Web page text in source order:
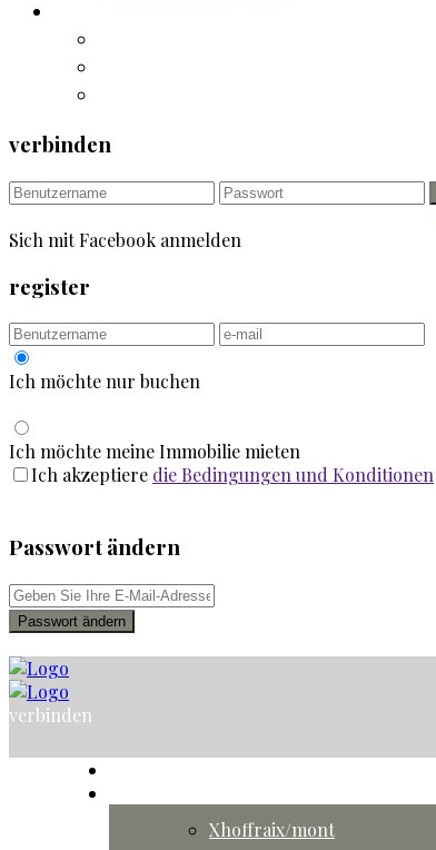
verbinden
Sich mit Facebook anmelden
register
Ich möchte nur buchen
Ich möchte meine Immobilie mieten
Ich akzeptiere die Bedingungen und Konditionen
Passwort ändern
Passwort ändern
verbinden
Xhoffraix/mont